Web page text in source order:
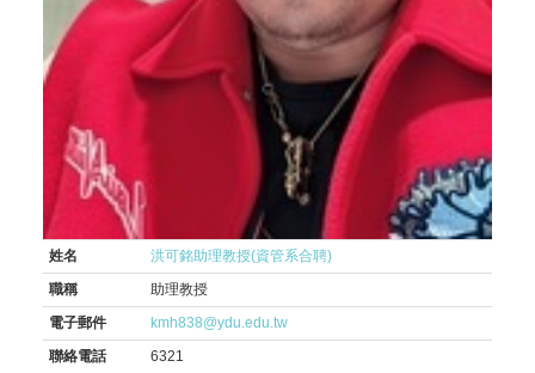
姓名
洪可銘助理教授(資管系合聘)
職稱
助理教授
電子郵件
kmh838@ydu.edu.tw
聯絡電話
6321